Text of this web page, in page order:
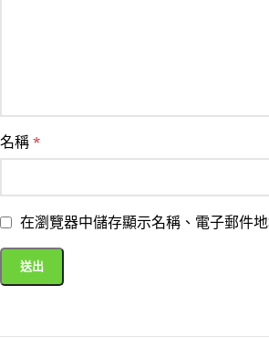
名稱 *
在瀏覽器中儲存顯示名稱、電子郵件